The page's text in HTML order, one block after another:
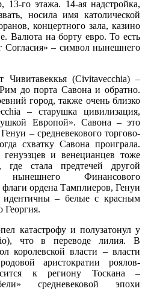
го этажа. 14-ая надстройка,
носила имя католической
концертного зала, казино
Валюта на борту евро. То есть
Согласия» – символ нынешнего
Чивитавеккья (Civitavecchia) –
до порта Савона и обратно.
город, также очень близко
– старушка цивилизация,
Европой». Савона – это
– средневекового торгово-
схватку Савона проиграла.
и венецианцев тоже
стала предтечей другой
Финансового
ордена Тамплиеров, Генуи
идентичны – белые с красным
Георгия.
катастрофу и полузатонул у
что в переводе лилия. В
королевской власти – власти
аристократии роялов-
к региону Тоскана –
средневековой эпохи